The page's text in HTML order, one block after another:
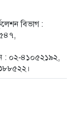
বিভাগ :
: ০২-৪১০৫২১৯২,